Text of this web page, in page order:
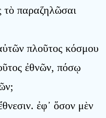
τὸ παραζηλῶσαι
πλοῦτος κόσμου
ἐθνῶν, πόσῳ
ἐφ᾿ ὅσον μὲν